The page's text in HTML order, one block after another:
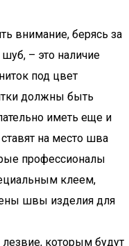
внимание, берясь за
– это наличие
под цвет
должны быть
иметь еще и
на место шва
профессионалы
клеем,
швы изделия для
лезвие, которым будут